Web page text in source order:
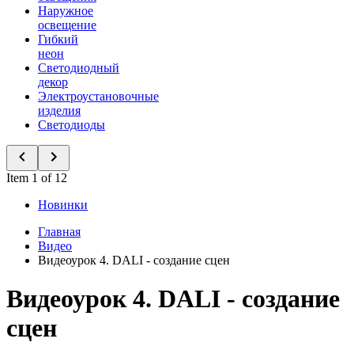
Наружное
освещение
Гибкий
неон
Светодиодный
декор
Электроустановочные
изделия
Светодиоды
Item 1 of 12
Новинки
Главная
Видео
Видеоурок 4. DALI - создание сцен
Видеоурок 4. DALI - создание
сцен